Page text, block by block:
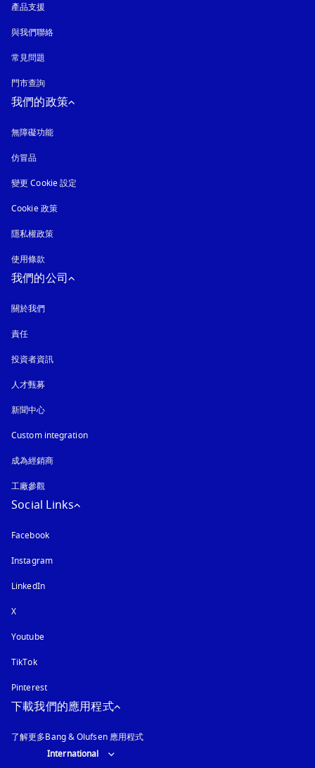
產品支援
與我們聯絡
常見問題
門市查詢
我們的政策
無障礙功能
仿冒品
變更 Cookie 設定
Cookie 政策以新標籤頁開啟
隱私權政策
使用條款
我們的公司
關於我們
責任
投資者資訊
人才甄募
新聞中心
Custom integration
成為經銷商
工廠參觀
Social Links
Facebook
Instagram以新標籤頁開啟
LinkedIn
X
Youtube以新標籤頁開啟
TikTok
Pinterest
下載我們的應用程式
了解更多Bang & Olufsen 應用程式
Select country and language
International